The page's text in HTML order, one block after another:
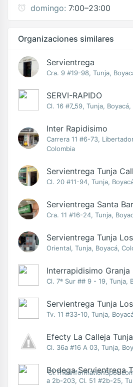
domingo: 7:00–23:00
Organizaciones similares
Servientrega
Cra. 9 #19-98, Tunja,
SERVI-RAPIDO
Cl. 16 #7_59, Tunja,
Inter Rapidisimo
Carrera 11 #6-73,
Colombia
Servientrega Tunja
Cl. 20 #11-94, Tunja,
Servientrega Santa
Cra. 11 #16-24, Tunja,
Servientrega Tunja
Oriental, Tunja, Boyacá,
Interrapidisimo Granja
Cl. 7ª Sur ## 9 - 19, Tunja,
Servientrega Tunja
Tv. 11 #33-10, Tunja,
Efecty La Calleja Tunja
Cl. 36a #16 A 03, Tunja,
Bodega Servientrega
a 2b-203, Cl. 51 #2b-25,